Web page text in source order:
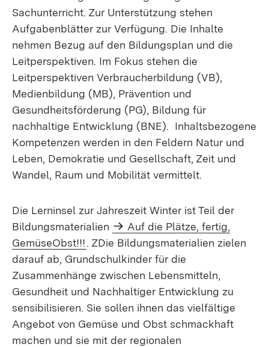
Sachunterricht. Zur Unterstützung stehen
Aufgabenblätter zur Verfügung. Die Inhalte
nehmen Bezug auf den Bildungsplan und die
Leitperspektiven. Im Fokus stehen die
Leitperspektiven Verbraucherbildung (VB),
Medienbildung (MB), Prävention und
Gesundheitsförderung (PG), Bildung für
nachhaltige Entwicklung (BNE). Inhaltsbezogene
Kompetenzen werden in den Feldern Natur und
Leben, Demokratie und Gesellschaft, Zeit und
Wandel, Raum und Mobilität vermittelt.
Die Lerninsel zur Jahreszeit Winter ist Teil der
Bildungsmaterialien
Auf die Plätze, fertig,
GemüseObst!!!. ZDie Bildungsmaterialien zielen
darauf ab, Grundschulkinder für die
Zusammenhänge zwischen Lebensmitteln,
Gesundheit und Nachhaltiger Entwicklung zu
sensibilisieren. Sie sollen ihnen das vielfältige
Angebot von Gemüse und Obst schmackhaft
machen und sie mit der regionalen